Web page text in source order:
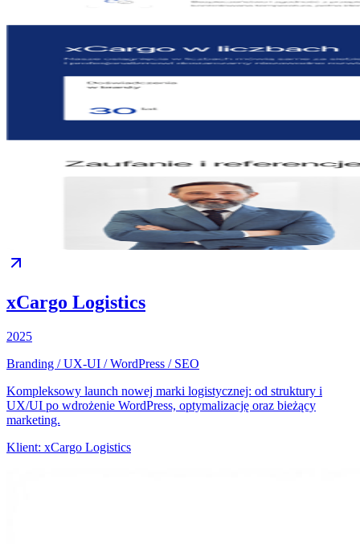
xCargo Logistics
2025
Branding / UX-UI / WordPress / SEO
Kompleksowy launch nowej marki logistycznej: od struktury i
UX/UI po wdrożenie WordPress, optymalizację oraz bieżący
marketing.
Klient: xCargo Logistics